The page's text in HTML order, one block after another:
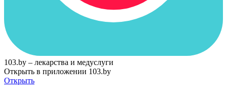
103.by – лекарства и медуслуги
Открыть в приложении 103.by
Открыть